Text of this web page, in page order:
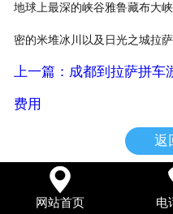
地球上最深的峡谷雅鲁藏布大
密的米堆冰川以及日光之城拉萨
上一篇：成都到拉萨拼车
费用
返

网站首页 电